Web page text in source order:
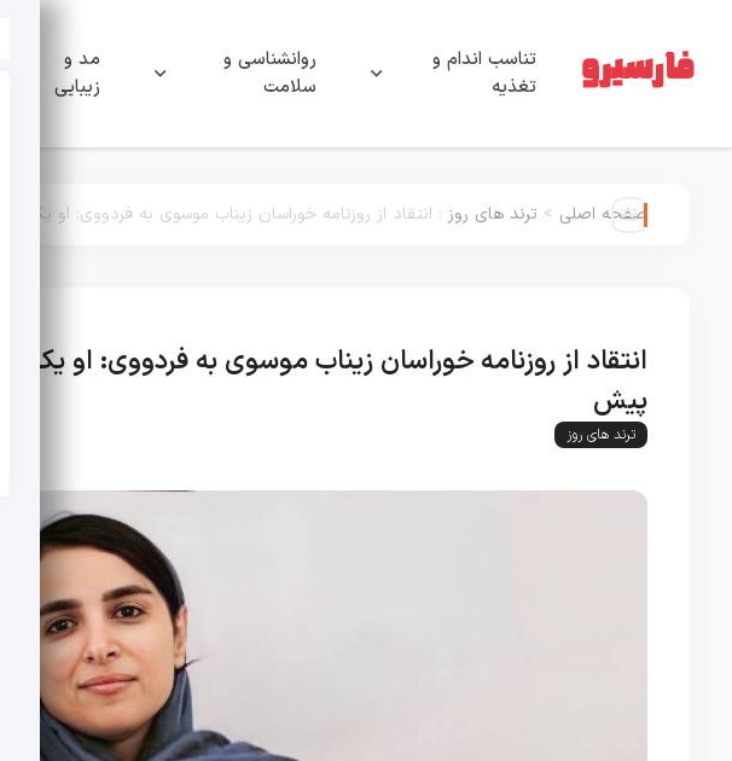
تناسب اندام و
تغذیه
روانشناسی و
سلامت
مد و
زیبایی
صفحه اصلی > ترند های روز : انتقاد از روزنامه خوراسان زیناب موسوی به فردووی: او یک
انتقاد از روزنامه خوراسان زیناب موسوی به فردووی: او
پیش
ترند های روز